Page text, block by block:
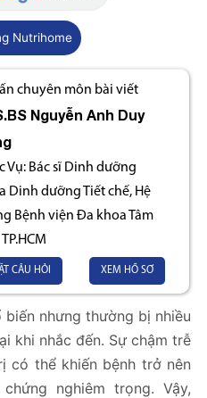
Nutrihome
chuyên môn bài viết
Nguyễn Anh Duy
Vụ: Bác sĩ Dinh dưỡng
Dinh dưỡng Tiết chế, Hệ
Bệnh viện Đa khoa Tâm
CÂU HỎI XEM HỒ SƠ
nhưng thường bị nhiều
khi nhắc đến. Sự chậm trễ
có thể khiến bệnh trở nên
nghiêm trọng. Vậy,